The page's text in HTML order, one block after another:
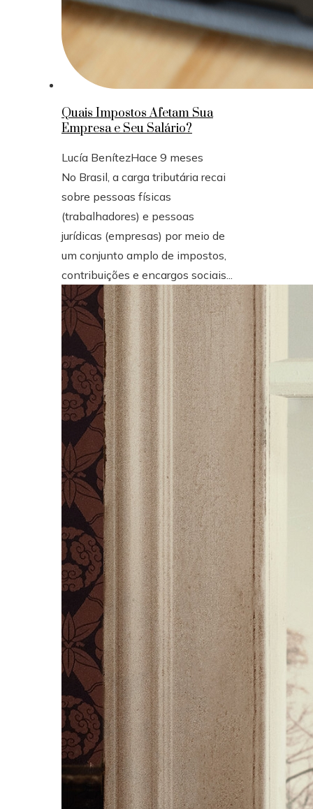
Quais Impostos Afetam Sua
Empresa e Seu Salário?
Lucía BenítezHace 9 meses
No Brasil, a carga tributária recai
sobre pessoas físicas
(trabalhadores) e pessoas
jurídicas (empresas) por meio de
um conjunto amplo de impostos,
contribuições e encargos sociais...